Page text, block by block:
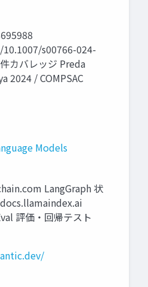
s00766-024-
カバレッジ Preda
2024 / COMPSAC
Models
LangGraph 状
評価・回帰テスト